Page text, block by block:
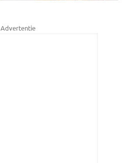
Advertentie